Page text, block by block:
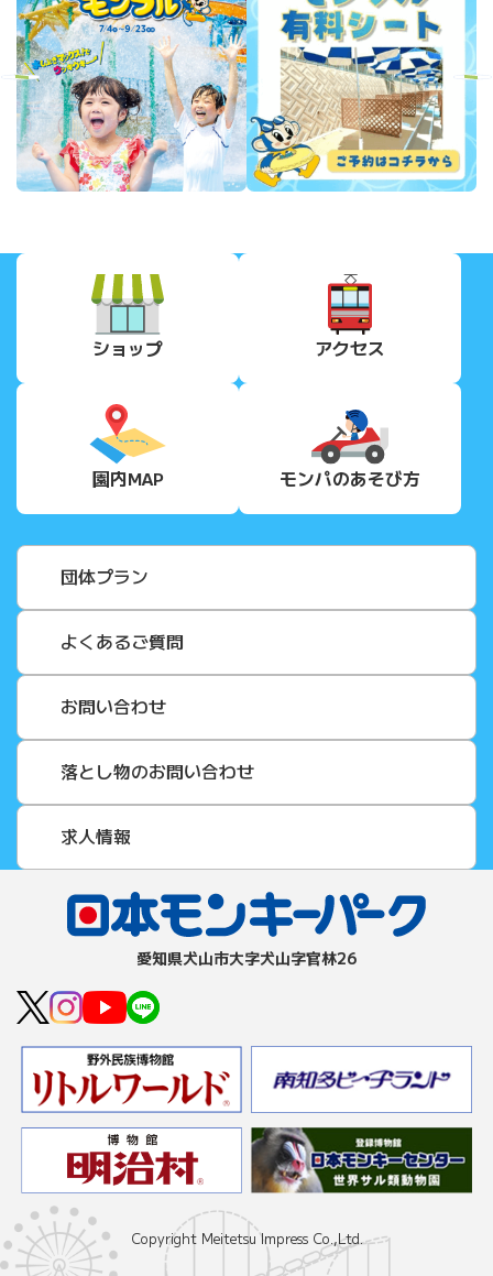
Next
ショップ アクセス
園内MAP モンパのあそび方
団体プラン
よくあるご質問
お問い合わせ
落とし物のお問い合わせ
求人情報
愛知県⽝⼭市⼤字⽝⼭字官林26
Copyright Meitetsu Impress Co.,Ltd.